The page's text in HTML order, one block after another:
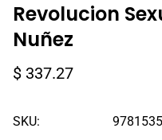
Revolucion
Nuñez
Precio
$ 337.27
SKU: